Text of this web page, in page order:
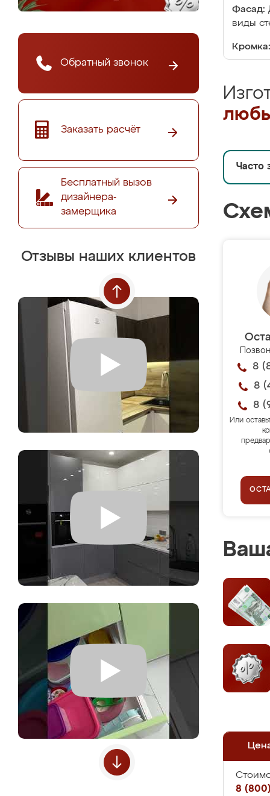
Обратный звонок
Заказать расчёт
Бесплатный вызов
дизайнера-
замерщика
Отзывы наших клиентов
Фасад:
виды
Кромка:
Часто
8
8
8
Или
8